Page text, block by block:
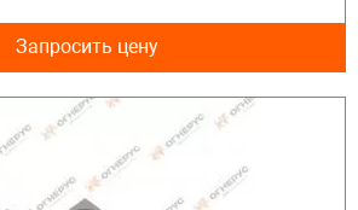
Запросить цену